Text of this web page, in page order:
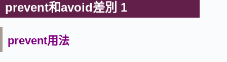
prevent和avoid差別 1
prevent用法